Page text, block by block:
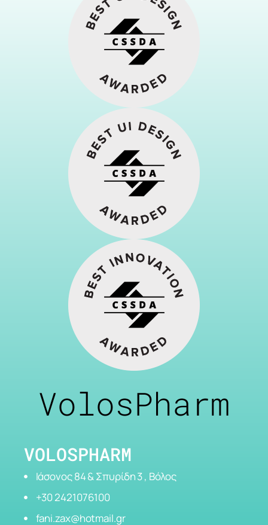
VolosPharm
VOLOSPHARM
Ιάσονος 84 & Σπυρίδη 3 , Βόλος
+30 2421076100
fani.zax@hotmail.gr